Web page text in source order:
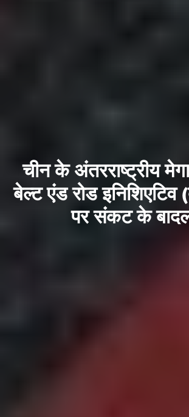
चीन के अंतरराष्ट्रीय
बेल्ट एंड रोड
पर संकट के